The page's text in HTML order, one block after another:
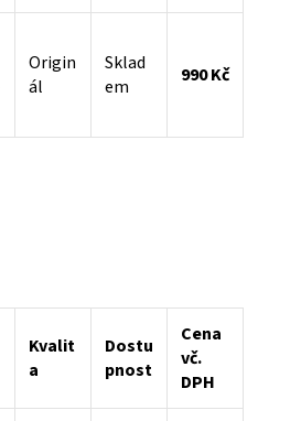
Origin
ál
Sklad
em
990 Kč
Kvalit
a
Dostu
pnost
Cena
vč.
DPH